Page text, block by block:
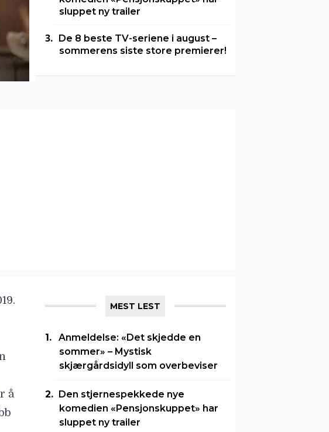
sluppet ny trailer
De 8 beste TV-seriene i august –
sommerens siste store premierer!
å
MEST LEST
Anmeldelse: «Det skjedde en
sommer» – Mystisk
skjærgårdsidyll som overbeviser
Den stjernespekkede nye
komedien «Pensjonskuppet» har
sluppet ny trailer